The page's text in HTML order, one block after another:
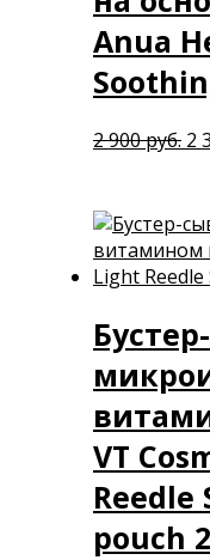
Anua
2 900руб.
2
2
VT
Reedle
pouch